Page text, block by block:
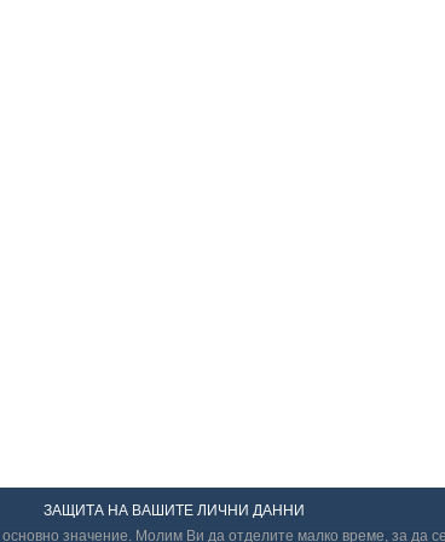
ЗАЩИТА НА ВАШИТЕ ЛИЧНИ ДАННИ
значение. Молим Ви да отделите малко време, за да